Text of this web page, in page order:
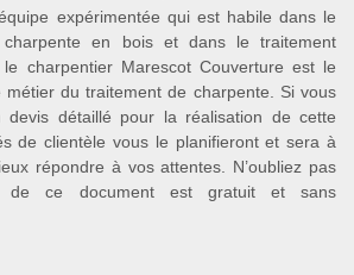
expérimentée qui est habile dans le
en bois et dans le traitement
charpentier Marescot Couverture est le
métier du traitement de charpente. Si vous
devis détaillé pour la réalisation de cette
de clientèle vous le planifieront et sera à
répondre à vos attentes. N’oubliez pas
de ce document est gratuit et sans